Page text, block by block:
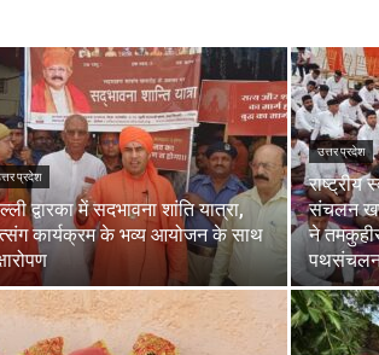
प्रदेश
द्वारका में सदभावना शांति यात्रा,
कार्यक्रम के भव्य आयोजन के साथ
उत्तर प्रदेश
संचलन
ने